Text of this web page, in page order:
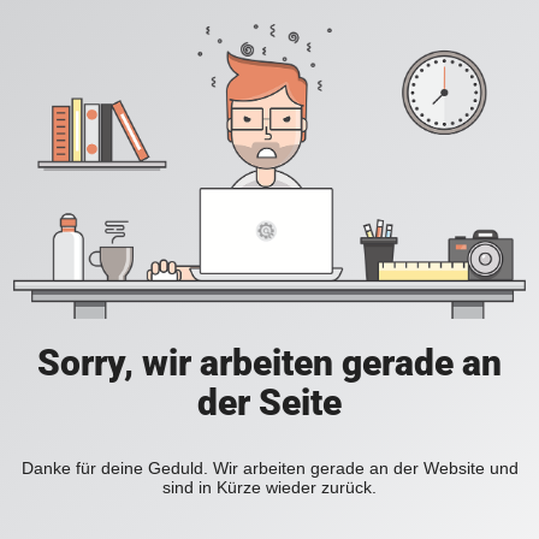
Sorry, wir arbeiten gerade an
der Seite
Danke für deine Geduld. Wir arbeiten gerade an der Website und
sind in Kürze wieder zurück.